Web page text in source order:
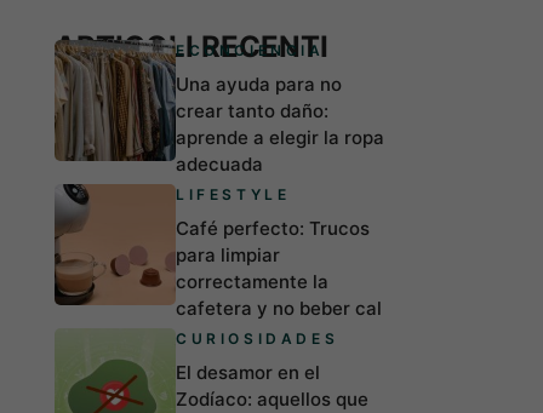
ARTICOLI RECENTI
ECONCIENCIA
Una ayuda para no
crear tanto daño:
aprende a elegir la ropa
adecuada
LIFESTYLE
Café perfecto: Trucos
para limpiar
correctamente la
cafetera y no beber cal
CURIOSIDADES
El desamor en el
Zodíaco: aquellos que